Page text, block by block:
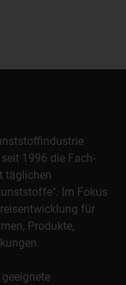
1996 die Fach-
täglichen
Im Fokus
für
Produkte,